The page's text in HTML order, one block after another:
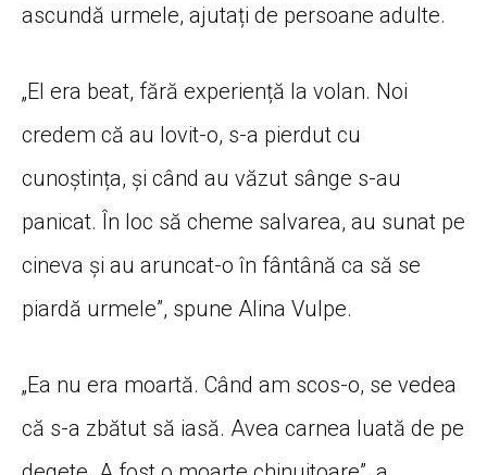
ascundă urmele, ajutați de persoane adulte.
„El era beat, fără experiență la volan. Noi
credem că au lovit-o, s-a pierdut cu
cunoștința, și când au văzut sânge s-au
panicat. În loc să cheme salvarea, au sunat pe
cineva și au aruncat-o în fântână ca să se
piardă urmele”, spune Alina Vulpe.
„Ea nu era moartă. Când am scos-o, se vedea
că s-a zbătut să iasă. Avea carnea luată de pe